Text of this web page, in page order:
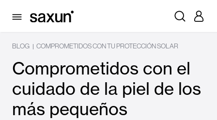
BLOG | COMPROMETIDOS CON TU PROTECCIÓN SOLAR
Comprometidos con el
cuidado de la piel de los
más pequeños